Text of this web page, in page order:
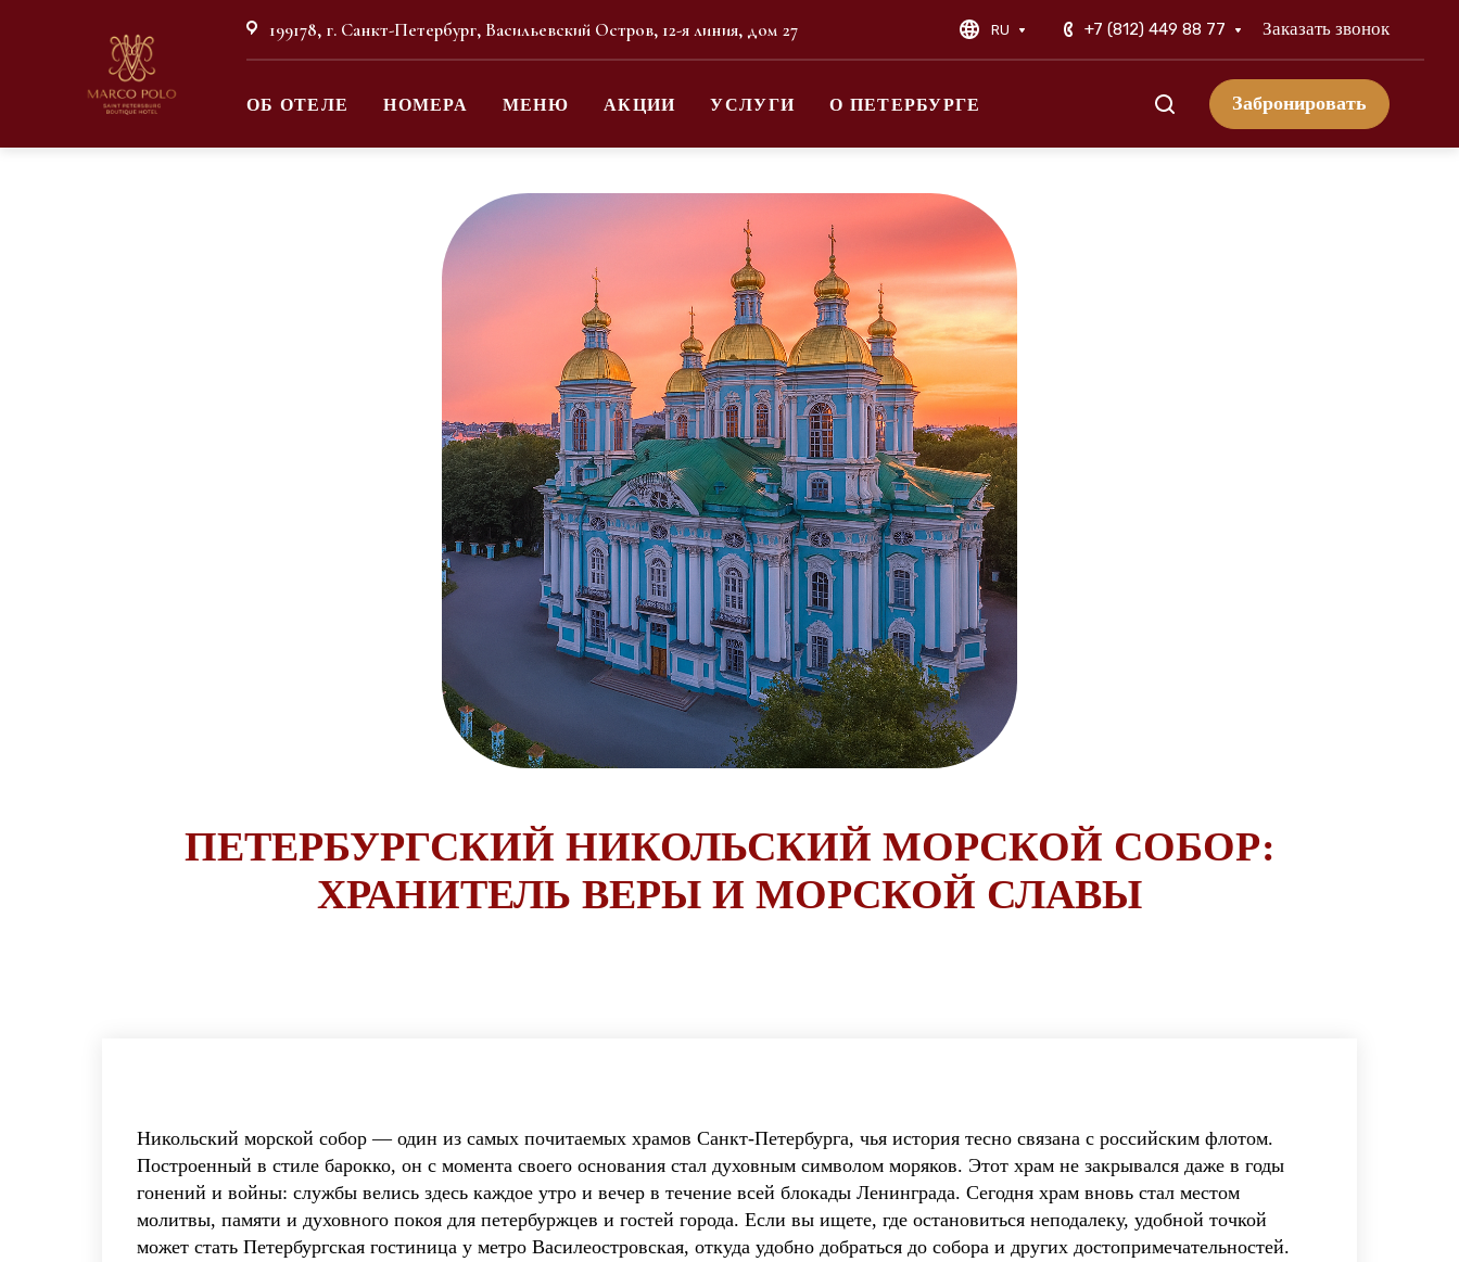
199178, г. Санкт-Петербург, Васильевский Остров, 12-я линия, дом 27 RU +7 (812) 449 88 77 Заказать звонок
ОБ ОТЕЛЕ НОМЕРА МЕНЮ АКЦИИ УСЛУГИ О ПЕТЕРБУРГЕ Забронировать
ПЕТЕРБУРГСКИЙ НИКОЛЬСКИЙ МОРСКОЙ СОБОР:
ХРАНИТЕЛЬ ВЕРЫ И МОРСКОЙ СЛАВЫ
Никольский морской собор — один из самых почитаемых храмов Санкт-Петербурга, чья история тесно связана с российским флотом.
Построенный в стиле барокко, он с момента своего основания стал духовным символом моряков. Этот храм не закрывался даже в годы
гонений и войны: службы велись здесь каждое утро и вечер в течение всей блокады Ленинграда. Сегодня храм вновь стал местом
молитвы, памяти и духовного покоя для петербуржцев и гостей города. Если вы ищете, где остановиться неподалеку, удобной точкой
может стать Петербургская гостиница у метро Василеостровская, откуда удобно добраться до собора и других достопримечательностей.